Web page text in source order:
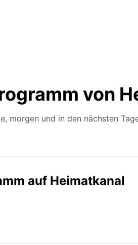
von
morgen und in den nächsten
auf Heimatkanal